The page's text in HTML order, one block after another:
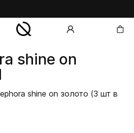
корзину
shine on
shine on золото (3 шт в